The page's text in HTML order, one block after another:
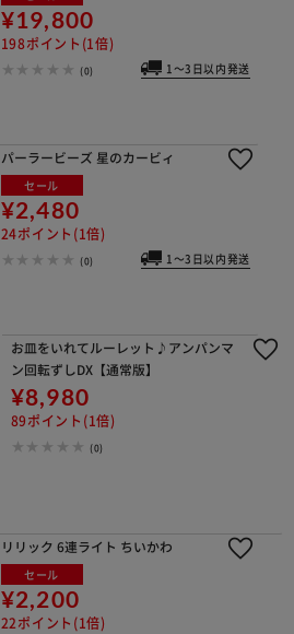
¥19,800
198ポイント(1倍)
(0) 1～3日以内発送
パーラービーズ 星のカービィ
セール
¥2,480
24ポイント(1倍)
(0) 1～3日以内発送
お皿をいれてルーレット♪アンパンマ
ン回転ずしDX【通常版】
¥8,980
89ポイント(1倍)
(0)
リリック 6連ライト ちいかわ
セール
¥2,200
22ポイント(1倍)